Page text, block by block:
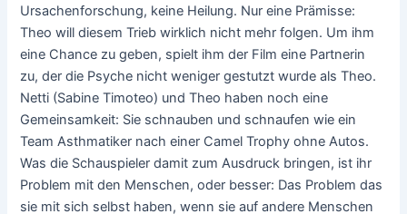
Ursachenforschung, keine Heilung. Nur eine Prämisse:
Theo will diesem Trieb wirklich nicht mehr folgen. Um ihm
eine Chance zu geben, spielt ihm der Film eine Partnerin
zu, der die Psyche nicht weniger gestutzt wurde als Theo.
Netti (Sabine Timoteo) und Theo haben noch eine
Gemeinsamkeit: Sie schnauben und schnaufen wie ein
Team Asthmatiker nach einer Camel Trophy ohne Autos.
Was die Schauspieler damit zum Ausdruck bringen, ist ihr
Problem mit den Menschen, oder besser: Das Problem das
sie mit sich selbst haben, wenn sie auf andere Menschen